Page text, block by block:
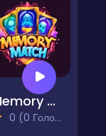
Memory Match Magic
0 (0 Голосів)